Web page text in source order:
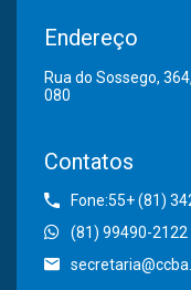
Endereço
Rua do Sossego,
080
Contatos
Fone:55+ (81)
(81) 99490-2122